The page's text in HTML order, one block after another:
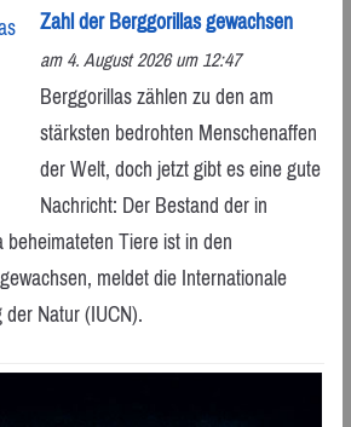
Zahl der Berggorillas gewachsen
am 4. August 2026 um 12:47
Berggorillas zählen zu den am
stärksten bedrohten Menschenaffen
der Welt, doch jetzt gibt es eine gute
Nachricht: Der Bestand der in
Tiere ist in den
meldet die Internationale
Natur (IUCN).